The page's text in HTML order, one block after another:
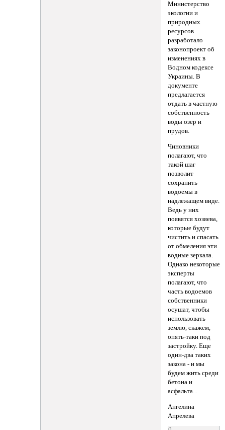
Министерство
экологии и
природных
ресурсов
разработало
законопроект об
изменениях в
Водном кодексе
Украины. В
документе
предлагается
отдать в частную
собственность
воды озер и
прудов.
Чиновники
полагают, что
такой шаг
позволит
сохранить
водоемы в
надлежащем виде.
Ведь у них
появятся хозяева,
которые будут
чистить и спасать
от обмеления эти
водные зеркала.
Однако некоторые
эксперты
полагают, что
часть водоемов
собственники
осушат, чтобы
использовать
землю, скажем,
опять-таки под
застройку. Еще
один-два таких
закона - и мы
будем жить среди
бетона и
асфальта...
Ангелина
Апрелева